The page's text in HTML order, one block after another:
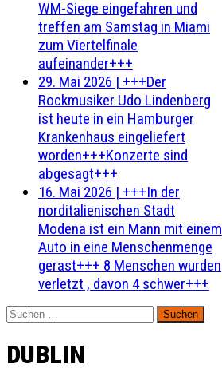
WM-Siege eingefahren und
treffen am Samstag in Miami
zum Viertelfinale
aufeinander+++
29. Mai 2026 | +++Der
Rockmusiker Udo Lindenberg
ist heute in ein Hamburger
Krankenhaus eingeliefert
worden+++Konzerte sind
abgesagt+++
16. Mai 2026 | +++In der
norditalienischen Stadt
Modena ist ein Mann mit einem
Auto in eine Menschenmenge
gerast+++ 8 Menschen wurden
verletzt , davon 4 schwer+++
Suchen
nach:
DUBLIN